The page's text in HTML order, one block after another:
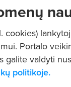
cookies)
Portalo
galite valdyti
politikoje.